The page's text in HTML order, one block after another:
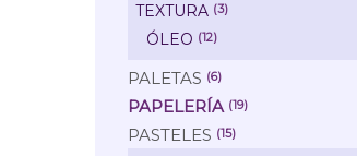
TEXTURA (3)
ÓLEO (12)
PALETAS (6)
PAPELERÍA (19)
PASTELES (15)